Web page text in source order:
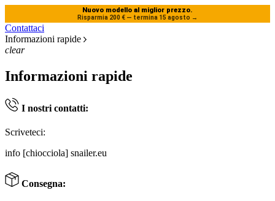
Nuovo modello al miglior prezzo.
Risparmia 200 € — termina 15 agosto →
Contattaci
Informazioni rapide
clear
Informazioni rapide
I nostri contatti:
Scriveteci:
info [chiocciola] snailer.eu
Consegna: